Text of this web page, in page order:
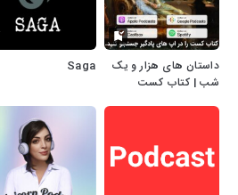
داستان های هزار و یک
شب | کتاب کست
Saga